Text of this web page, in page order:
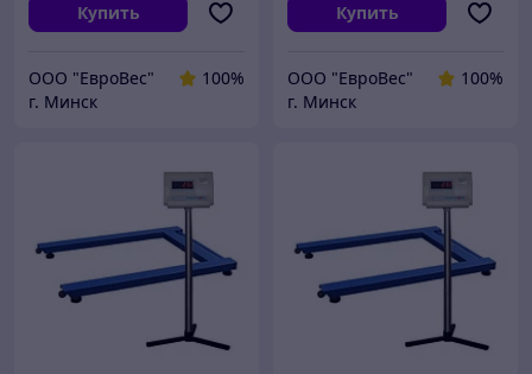
Купить
ООО "ЕвроВес"
100%
г. Минск
Купить
ООО "ЕвроВес"
100%
г. Минск